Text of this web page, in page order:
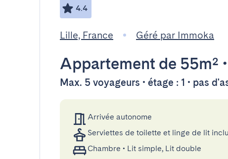
4.4
Lille, France Géré par Immoka
Appartement de 55m² •
Max. 5 voyageurs • étage : 1 • pas
Arrivée autonome
Serviettes de toilette et linge de lit
Chambre • Lit simple, Lit double